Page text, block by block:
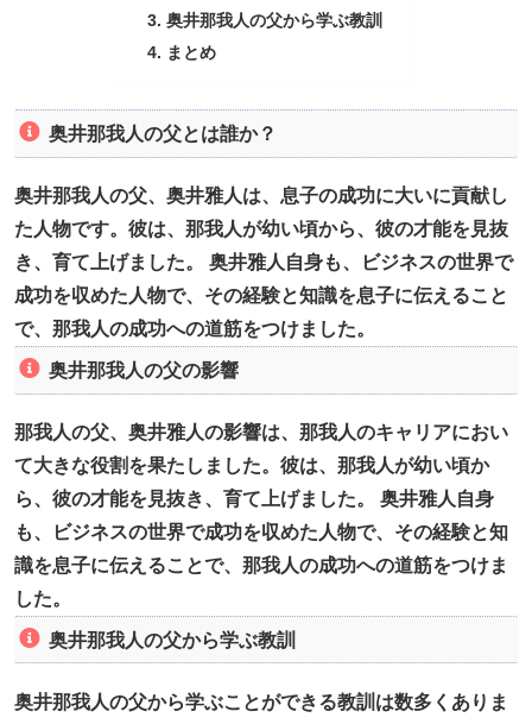
奥井那我人の父から学ぶ教訓
まとめ
奥井那我人の父とは誰か？
奥井那我人の父、奥井雅人は、息子の成功に大いに貢献し
た人物です。彼は、那我人が幼い頃から、彼の才能を見抜
き、育て上げました。 奥井雅人自身も、ビジネスの世界で
成功を収めた人物で、その経験と知識を息子に伝えること
で、那我人の成功への道筋をつけました。
奥井那我人の父の影響
那我人の父、奥井雅人の影響は、那我人のキャリアにおい
て大きな役割を果たしました。彼は、那我人が幼い頃か
ら、彼の才能を見抜き、育て上げました。 奥井雅人自身
も、ビジネスの世界で成功を収めた人物で、その経験と知
識を息子に伝えることで、那我人の成功への道筋をつけま
した。
奥井那我人の父から学ぶ教訓
奥井那我人の父から学ぶことができる教訓は数多くありま